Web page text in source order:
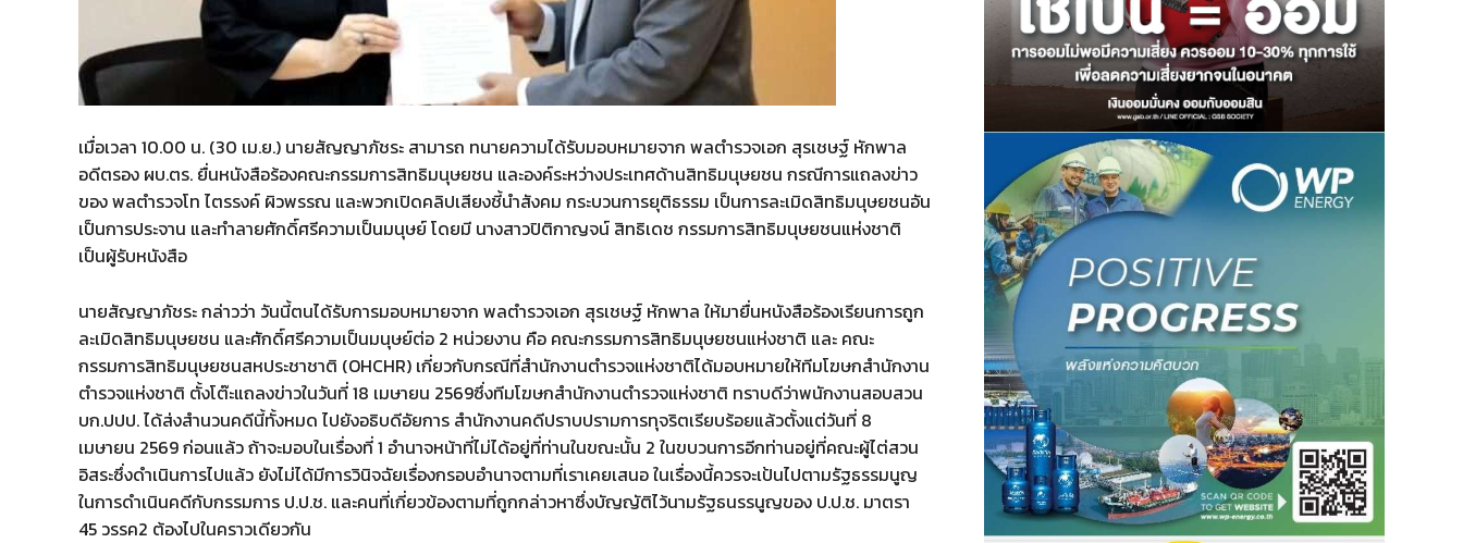
เมื่อเวลา 10.00 น. (30 เม.ย.) นายสัญญาภัชระ สามารถ ทนายความได้รับมอบหมายจาก พลตำรวจเอก สุรเชษฐ์ หักพาล
อดีตรอง ผบ.ตร. ยื่นหนังสือร้องคณะกรรมการสิทธิมนุษยชน และองค์ระหว่างประเทศด้านสิทธิมนุษยชน กรณีการแถลงข่าว
ของ พลตำรวจโท ไตรรงค์ ผิวพรรณ และพวกเปิดคลิปเสียงชี้นำสังคม กระบวนการยุติธรรม เป็นการละเมิดสิทธิมนุษยชนอัน
เป็นการประจาน และทำลายศักดิ์ศรีความเป็นมนุษย์ โดยมี นางสาวปิติกาญจน์ สิทธิเดช กรรมการสิทธิมนุษยชนแห่งชาติ
เป็นผู้รับหนังสือ
นายสัญญาภัชระ กล่าวว่า วันนี้ตนได้รับการมอบหมายจาก พลตำรวจเอก สุรเชษฐ์ หักพาล ให้มายื่นหนังสือร้องเรียนการถูก
ละเมิดสิทธิมนุษยชน และศักดิ์ศรีความเป็นมนุษย์ต่อ 2 หน่วยงาน คือ คณะกรรมการสิทธิมนุษยชนแห่งชาติ และ คณะ
กรรมการสิทธิมนุษยชนสหประชาชาติ (OHCHR) เกี่ยวกับกรณีที่สำนักงานตำรวจแห่งชาติได้มอบหมายให้ทีมโฆษกสำนักงาน
ตำรวจแห่งชาติ ตั้งโต๊ะแถลงข่าวในวันที่ 18 เมษายน 2569ซึ่งทีมโฆษกสำนักงานตำรวจแห่งชาติ ทราบดีว่าพนักงานสอบสวน
บก.ปปป. ได้ส่งสำนวนคดีนี้ทั้งหมด ไปยังอธิบดีอัยการ สำนักงานคดีปราบปรามการทุจริตเรียบร้อยแล้วตั้งแต่วันที่ 8
เมษายน 2569 ก่อนแล้ว ถ้าจะมอบในเรื่องที่ 1 อำนาจหน้าที่ไม่ได้อยู่ที่ท่านในขณะนั้น 2 ในขบวนการอีกท่านอยู่ที่คณะผู้ไต่สวน
อิสระซึ่งดำเนินการไปแล้ว ยังไม่ได้มีการวินิจฉัยเรื่องกรอบอำนาจตามที่เราเคยเสนอ ในเรื่องนี้ควรจะเป้นไปตามรัฐธรรมนูญ
ในการดำเนินคดีกับกรรมการ ป.ป.ช. และคนที่เกี่ยวข้องตามที่ถูกกล่าวหาซึ่งบัญญัติไว้นามรัฐธนรรนูญของ ป.ป.ช. มาตรา
45 วรรค2 ต้องไปในคราวเดียวกัน